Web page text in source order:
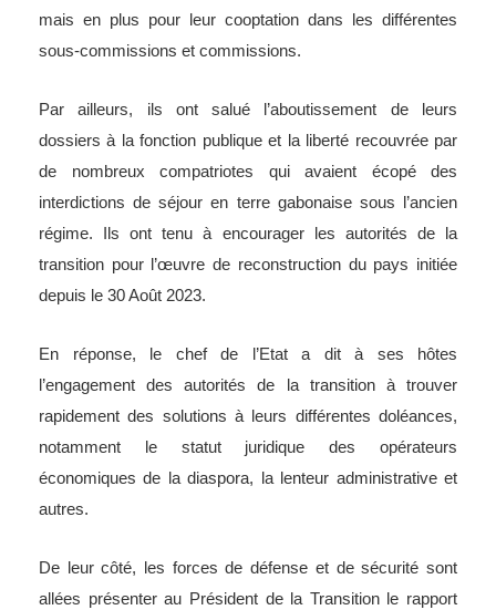
mais en plus pour leur cooptation dans les différentes
sous-commissions et commissions.
Par ailleurs, ils ont salué l’aboutissement de leurs
dossiers à la fonction publique et la liberté recouvrée par
de nombreux compatriotes qui avaient écopé des
interdictions de séjour en terre gabonaise sous l’ancien
régime. Ils ont tenu à encourager les autorités de la
transition pour l’œuvre de reconstruction du pays initiée
depuis le 30 Août 2023.
En réponse, le chef de l’Etat a dit à ses hôtes
l’engagement des autorités de la transition à trouver
rapidement des solutions à leurs différentes doléances,
notamment le statut juridique des opérateurs
économiques de la diaspora, la lenteur administrative et
autres.
De leur côté, les forces de défense et de sécurité sont
allées présenter au Président de la Transition le rapport